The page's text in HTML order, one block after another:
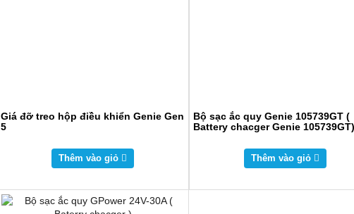
Giá đỡ treo hộp điều khiển Genie Gen
5
Thêm vào giỏ
Bộ sạc ắc quy Genie 105739GT (
Battery chacger Genie 105739GT)
Thêm vào giỏ